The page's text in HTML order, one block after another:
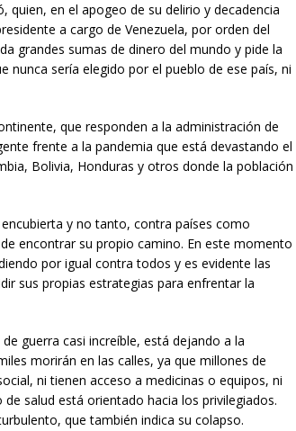
quien, en el apogeo de su delirio y decadencia
a cargo de Venezuela, por orden del
grandes sumas de dinero del mundo y pide la
nunca sería elegido por el pueblo de ese país, ni
que responden a la administración de
frente a la pandemia que está devastando el
Bolivia, Honduras y otros donde la población
y no tanto, contra países como
encontrar su propio camino. En este momento
por igual contra todos y es evidente las
sus propias estrategias para enfrentar la
guerra casi increíble, está dejando a la
morirán en las calles, ya que millones de
ni tienen acceso a medicinas o equipos, ni
salud está orientado hacia los privilegiados.
que también indica su colapso.